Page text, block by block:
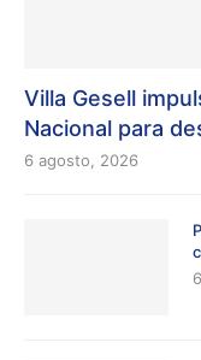
Villa Gesell
Nacional para
6 agosto, 2026